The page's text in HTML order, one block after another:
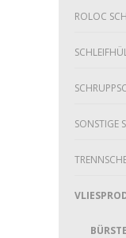
ROLOC
SONSTIGE